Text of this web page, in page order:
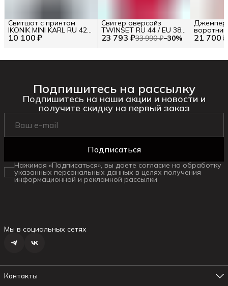
10 100 ₽
Свитшот с принтом
IKONIK MINI KARL RU 42 /
EU 36 / XS 23 793 ₽33 990 ₽−30%
Свитер оверсайз
TWINSET RU 44 / EU 38 /
S 21 700 ₽
Джемпер
Подпишитесь на рассылку
Подпишитесь на наши акции и новости и
получите скидку на первый заказ
Подписаться
Нажимая «Подписаться», вы даете согласие на обработку
указанных персональных данных в целях получения
информационной и рекламной рассылки
Мы в социальных сетях
Контакты